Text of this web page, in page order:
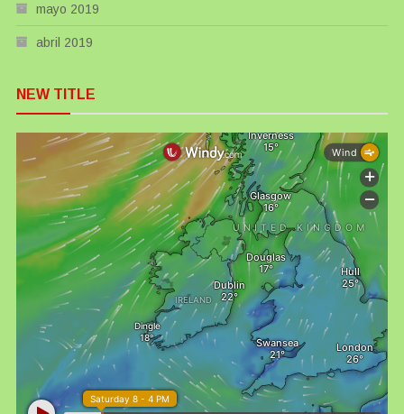
mayo 2019
abril 2019
NEW TITLE